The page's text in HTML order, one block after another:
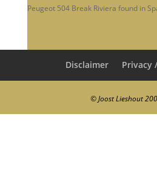
Peugeot 504 Break Riviera found in
Disclaimer Privacy
© Joost Lieshout